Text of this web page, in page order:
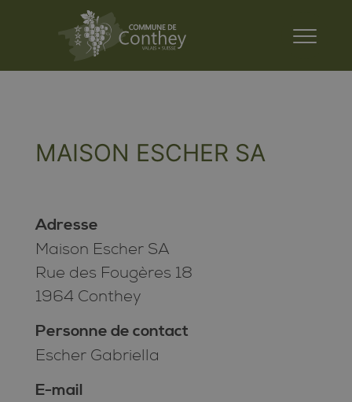
MAISON ESCHER SA
Adresse
Maison Escher SA
Rue des Fougères 18
1964 Conthey
Personne de contact
Escher Gabriella
E-mail